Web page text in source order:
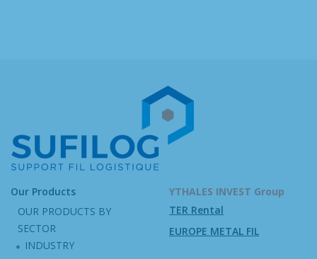
Our Products
OUR PRODUCTS BY
SECTOR
INDUSTRY
YTHALES INVEST Group
TER Rental
EUROPE METAL FIL